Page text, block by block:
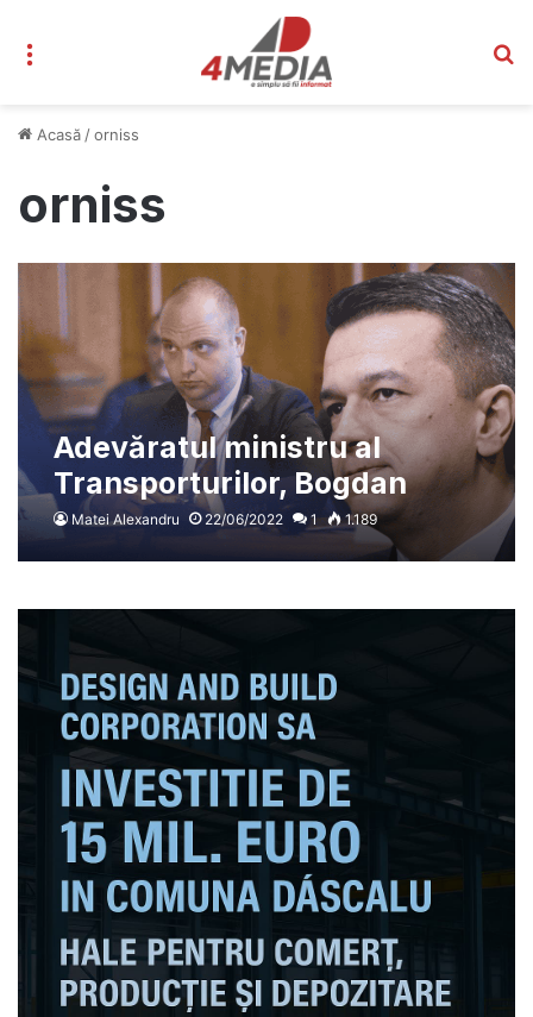
Acasă /orniss
orniss
Adevăratul ministru al
Transporturilor, Bogdan
Mîndrescu, cercetat de ANI,
dar fără ORNISS
Matei Alexandru 22/06/2022 1 1.189